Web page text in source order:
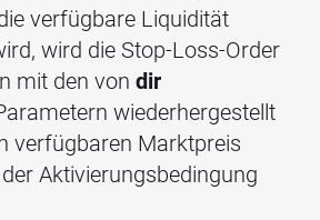
verfügbare Liquidität
wird die Stop-Loss-Order
mit den von dir
wiederhergestellt
verfügbaren Marktpreis
Aktivierungsbedingung